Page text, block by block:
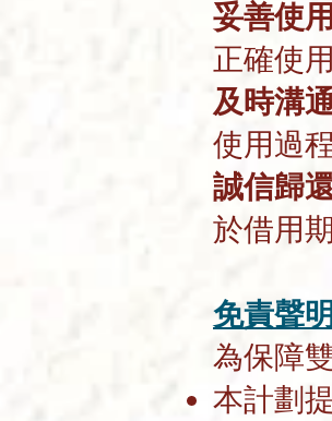
妥善使
正確使
及時溝
使用過
誠信歸
於借用
免責聲
為保障
本計劃